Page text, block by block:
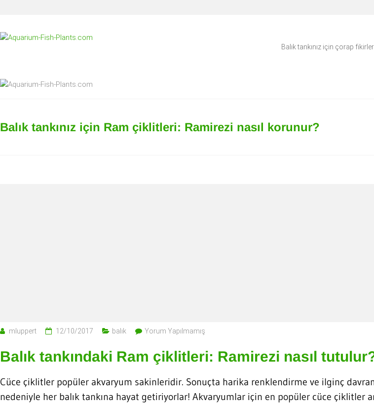
geç
Aquarium-
Plants.com
tutma
rehberiniz!
Balık tankınız için çorap
Balık tankınız için Ram çiklitleri: Ramirezi nasıl korunur?
mluppert 12/10/2017 balık Yorum Yapılmamış
Balık tankındaki Ram çiklitleri: Ramirezi nasıl
Cüce çiklitler popüler akvaryum sakinleridir. Sonuçta harika renklendirme ve ilginç
nedeniyle her balık tankına hayat getiriyorlar! Akvaryumlar için en popüler cüce çiklitler